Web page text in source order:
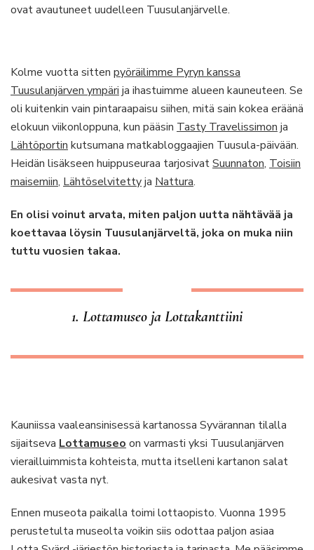
ovat avautuneet uudelleen Tuusulanjärvelle.
Kolme vuotta sitten pyöräilimme Pyryn kanssa
Tuusulanjärven ympäri ja ihastuimme alueen kauneuteen. Se
oli kuitenkin vain pintaraapaisu siihen, mitä sain kokea eräänä
elokuun viikonloppuna, kun pääsin Tasty Travelissimon ja
Lähtöportin kutsumana matkabloggaajien Tuusula-päivään.
Heidän lisäkseen huippuseuraa tarjosivatSuunnaton, Toisiin
maisemiin, Lähtöselvitettyja Nattura.
En olisi voinut arvata, miten paljon uutta nähtävää ja
koettavaa löysin Tuusulanjärveltä, joka on muka niin
tuttu vuosien takaa.
1. Lottamuseo ja Lottakanttiini
Kauniissa vaaleansinisessä kartanossa Syvärannan tilalla
sijaitseva Lottamuseo on varmasti yksi Tuusulanjärven
vierailluimmista kohteista, mutta itselleni kartanon salat
aukesivat vasta nyt.
Ennen museota paikalla toimi lottaopisto. Vuonna 1995
perustetulta museolta voikin siis odottaa paljon asiaa